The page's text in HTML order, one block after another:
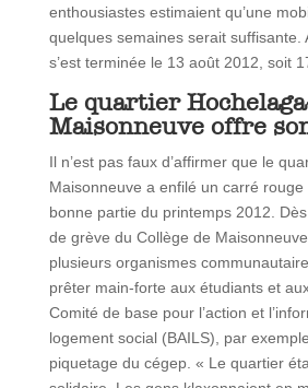
enthousiastes estimaient qu’une
quelques semaines serait suffisante.
s’est terminée le 13 août 2012, soit
Le quartier
Maisonneuve offre
Il n’est pas faux d’affirmer que le
Maisonneuve a enfilé un carré rouge
bonne partie du printemps 2012.
de grève du Collège de
plusieurs organismes
prêter main-forte aux étudiants et
Comité de base pour l’action et
logement social (BAILS), par
piquetage du cégep. « Le quartier